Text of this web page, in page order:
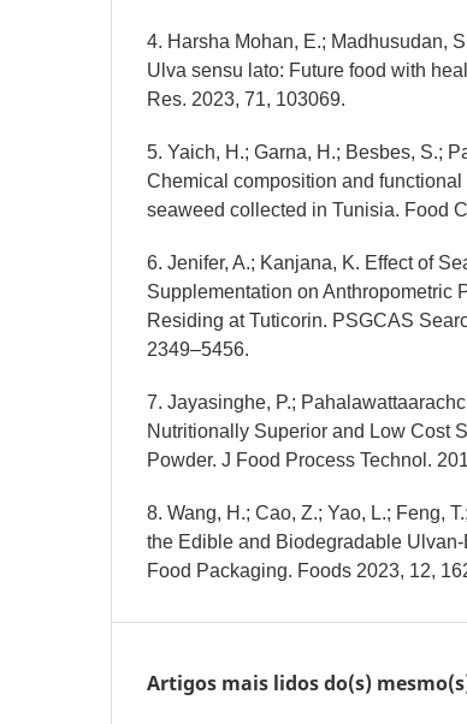
4. Harsha Mohan, E.; Madhusudan,
Ulva sensu lato: Future food with
Res. 2023, 71, 103069.
5. Yaich, H.; Garna, H.; Besbes, S.;
Chemical composition and
seaweed collected in Tunisia. Food
6. Jenifer, A.; Kanjana, K. Effect of
Supplementation on Anthropometric
Residing at Tuticorin. PSGCAS
2349–5456.
7. Jayasinghe, P.;
Nutritionally Superior and Low Cost
Powder. J Food Process Technol.
8. Wang, H.; Cao, Z.; Yao, L.; Feng,
the Edible and Biodegradable
Food Packaging. Foods 2023, 12,
Artigos mais lidos do(s)